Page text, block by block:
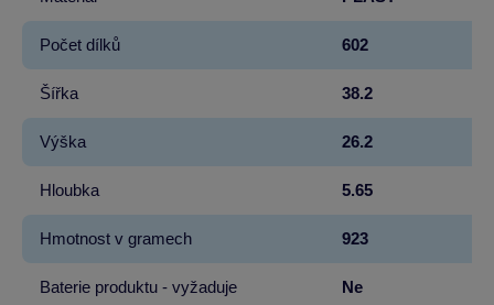
Počet dílků 602
Šířka 38.2
Výška 26.2
Hloubka 5.65
Hmotnost v gramech 923
Baterie produktu - vyžaduje Ne